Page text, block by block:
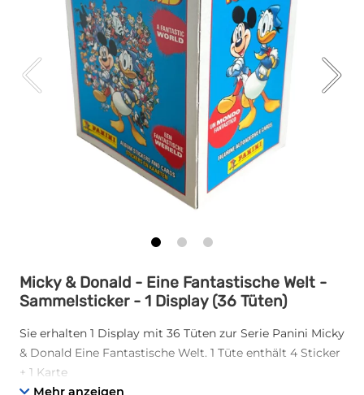
Micky & Donald - Eine Fantastische Welt -
Sammelsticker - 1 Display (36 Tüten)
Sie erhalten 1 Display mit 36 Tüten zur Serie Panini Micky
& Donald Eine Fantastische Welt. 1 Tüte enthält 4 Sticker
+ 1 Karte
Mehr anzeigen